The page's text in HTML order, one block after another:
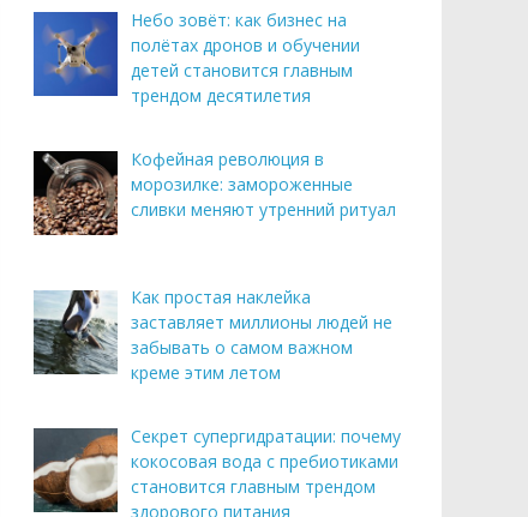
Небо зовёт: как бизнес на
полётах дронов и обучении
детей становится главным
трендом десятилетия
Кофейная революция в
морозилке: замороженные
сливки меняют утренний ритуал
Как простая наклейка
заставляет миллионы людей не
забывать о самом важном
креме этим летом
Секрет супергидратации: почему
кокосовая вода с пребиотиками
становится главным трендом
здорового питания